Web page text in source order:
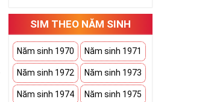
SIM THEO NĂM SINH
Năm sinh 1970 Năm sinh 1971
Năm sinh 1972 Năm sinh 1973
Năm sinh 1974 Năm sinh 1975